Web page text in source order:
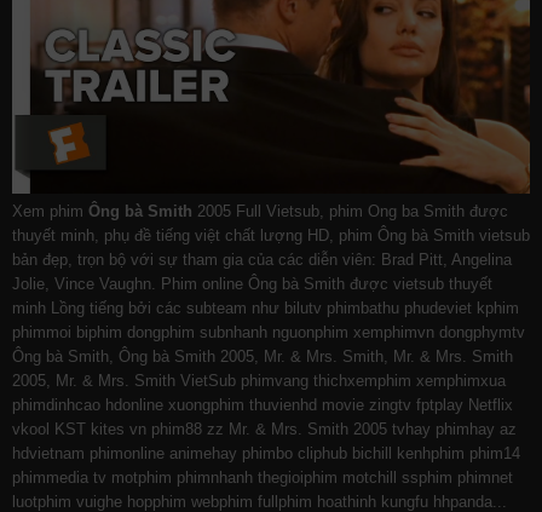
Xem phim Ông bà Smith 2005 Full Vietsub, phim Ong ba Smith được
thuyết minh, phụ đề tiếng việt chất lượng HD, phim Ông bà Smith vietsub
bản đẹp, trọn bộ với sự tham gia của các diễn viên: Brad Pitt, Angelina
Jolie, Vince Vaughn. Phim online Ông bà Smith được vietsub thuyết
minh Lồng tiếng bởi các subteam như bilutv phimbathu phudeviet kphim
phimmoi biphim dongphim subnhanh nguonphim xemphimvn dongphymtv
Ông bà Smith, Ông bà Smith 2005, Mr. & Mrs. Smith, Mr. & Mrs. Smith
2005, Mr. & Mrs. Smith VietSub phimvang thichxemphim xemphimxua
phimdinhcao hdonline xuongphim thuvienhd movie zingtv fptplay Netflix
vkool KST kites vn phim88 zz Mr. & Mrs. Smith 2005 tvhay phimhay az
hdvietnam phimonline animehay phimbo cliphub bichill kenhphim phim14
phimmedia tv motphim phimnhanh thegioiphim motchill ssphim phimnet
luotphim vuighe hopphim webphim fullphim hoathinh kungfu hhpanda